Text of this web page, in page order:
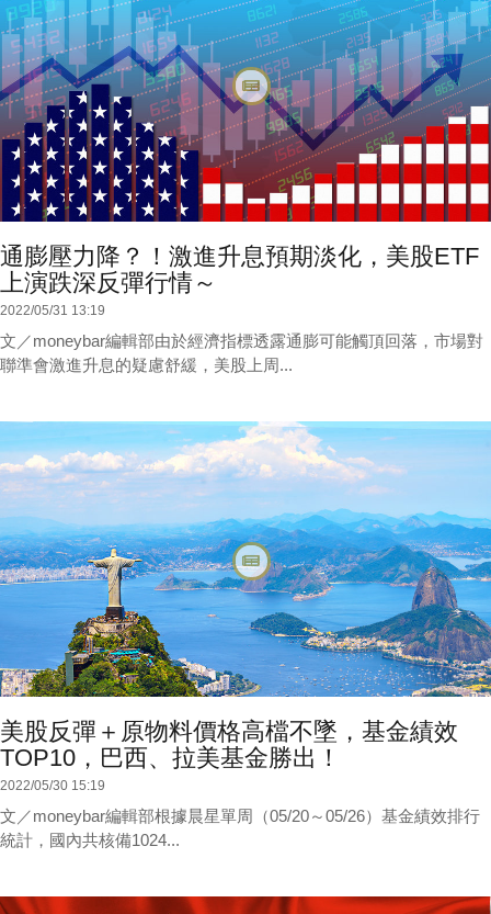
通膨壓力降？！激進升息預期淡化，美股ETF
上演跌深反彈行情～
2022/05/31 13:19
文／moneybar編輯部由於經濟指標透露通膨可能觸頂回落，市場對
聯準會激進升息的疑慮舒緩，美股上周...
美股反彈＋原物料價格高檔不墜，基金績效
TOP10，巴西、拉美基金勝出！
2022/05/30 15:19
文／moneybar編輯部根據晨星單周（05/20～05/26）基金績效排行
統計，國內共核備1024...